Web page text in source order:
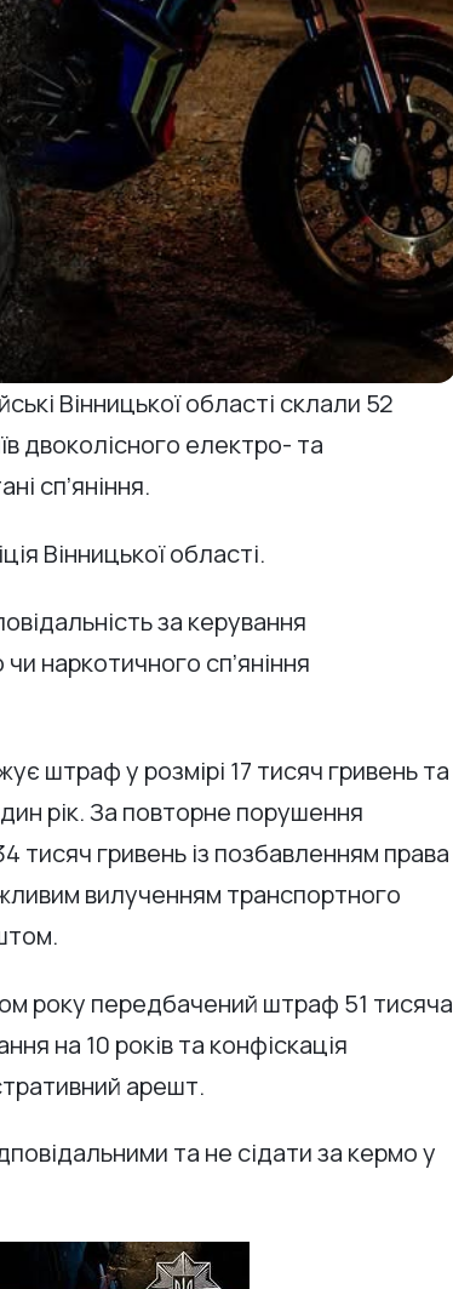
Вінницької області склали 52
двоколісного електро- та
сп’яніння.
Вінницької області.
за керування
наркотичного сп’яніння
штраф у розмірі 17 тисяч гривень та
рік. За повторне порушення
гривень із позбавленням права
вилученням транспортного
року передбачений штраф 51 тисяча
на 10 років та конфіскація
арешт.
та не сідати за кермо у